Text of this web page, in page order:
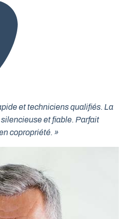
et techniciens qualifiés. La
et fiable. Parfait
copropriété. »